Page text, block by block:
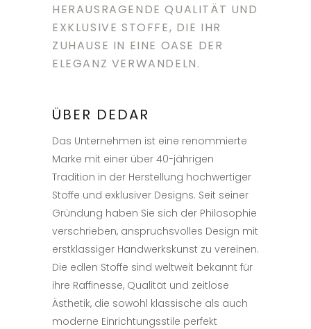
HERAUSRAGENDE QUALITÄT UND
EXKLUSIVE STOFFE, DIE IHR
ZUHAUSE IN EINE OASE DER
ELEGANZ VERWANDELN.
ÜBER DEDAR
Das Unternehmen ist eine renommierte
Marke mit einer über 40-jährigen
Tradition in der Herstellung hochwertiger
Stoffe und exklusiver Designs. Seit seiner
Gründung haben Sie sich der Philosophie
verschrieben, anspruchsvolles Design mit
erstklassiger Handwerkskunst zu vereinen.
Die edlen Stoffe sind weltweit bekannt für
ihre Raffinesse, Qualität und zeitlose
Ästhetik, die sowohl klassische als auch
moderne Einrichtungsstile perfekt